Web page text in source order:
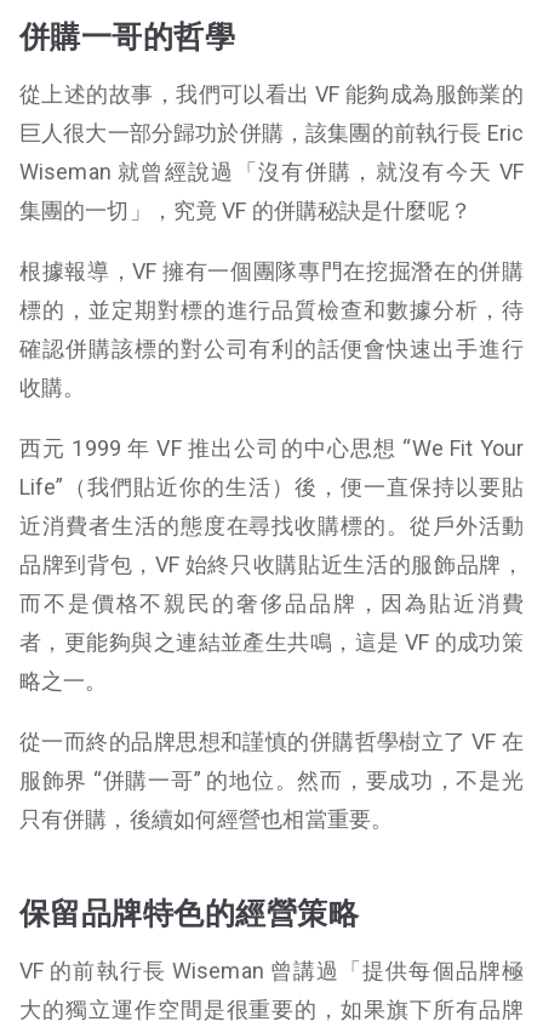
併購一哥的哲學
從上述的故事，我們可以看出 VF 能夠成為服飾業的
巨人很大一部分歸功於併購，該集團的前執行長 Eric
Wiseman 就曾經說過「沒有併購，就沒有今天 VF
集團的一切」，究竟 VF 的併購秘訣是什麼呢？
根據報導，VF 擁有一個團隊專門在挖掘潛在的併購
標的，並定期對標的進行品質檢查和數據分析，待
確認併購該標的對公司有利的話便會快速出手進行
收購。
西元 1999 年 VF 推出公司的中心思想 “We Fit Your
Life”（我們貼近你的生活）後，便一直保持以要貼
近消費者生活的態度在尋找收購標的。從戶外活動
品牌到背包，VF 始終只收購貼近生活的服飾品牌，
而不是價格不親民的奢侈品品牌，因為貼近消費
者，更能夠與之連結並產生共鳴，這是 VF 的成功策
略之一。
從一而終的品牌思想和謹慎的併購哲學樹立了 VF 在
服飾界 “併購一哥” 的地位。然而，要成功，不是光
只有併購，後續如何經營也相當重要。
保留品牌特色的經營策略
VF 的前執行長 Wiseman 曾講過「提供每個品牌極
大的獨立運作空間是很重要的，如果旗下所有品牌